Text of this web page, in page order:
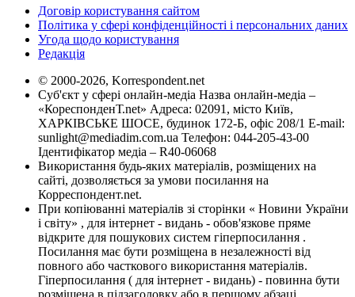
Договір користування сайтом
Політика у сфері конфіденційності і персональних даних
Угода щодо користування
Редакція
© 2000-2026, Korrespondent.net
Суб'єкт у сфері онлайн-медіа Назва онлайн-медіа –
«КореспонденТ.net» Адреса: 02091, місто Київ,
ХАРКІВСЬКЕ ШОСЕ, будинок 172-Б, офіс 208/1 E-mail:
sunlight@mediadim.com.ua Телефон: 044-205-43-00
Ідентифікатор медіа – R40-06068
Використання будь-яких матеріалів, розміщених на
сайті, дозволяється за умови посилання на
Корреспондент.net.
При копіюванні матеріалів зі сторінки « Новини України
і світу» , для інтернет - видань - обов'язкове пряме
відкрите для пошукових систем гіперпосилання .
Посилання має бути розміщена в незалежності від
повного або часткового використання матеріалів.
Гіперпосилання ( для інтернет - видань) - повинна бути